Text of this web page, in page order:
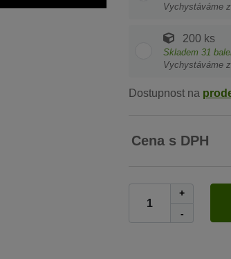
Vychystáváme
200 ks
Skladem 31
Vychystáváme
Dostupnost na
Cena s DPH
+
-